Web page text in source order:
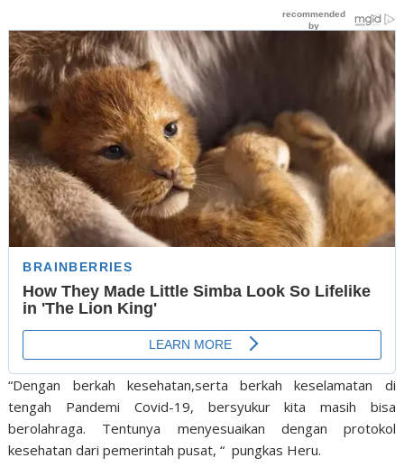
“Dengan berkah kesehatan,serta berkah keselamatan di
tengah Pandemi Covid-19, bersyukur kita masih bisa
berolahraga. Tentunya menyesuaikan dengan protokol
kesehatan dari pemerintah pusat, “ pungkas Heru.